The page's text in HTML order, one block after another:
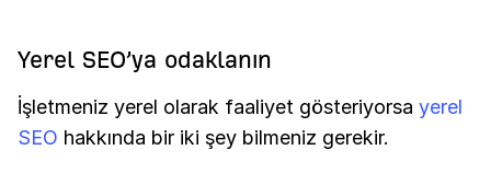
Yerel SEO’ya odaklanın
İşletmeniz yerel olarak faaliyet gösteriyorsa yerel
SEO hakkında bir iki şey bilmeniz gerekir.